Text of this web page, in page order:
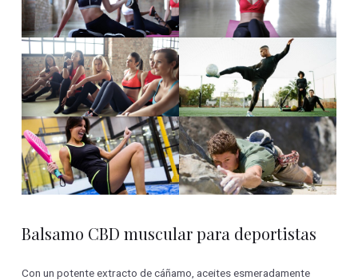
Balsamo CBD muscular para deportistas
Con un potente extracto de cáñamo, aceites esmeradamente